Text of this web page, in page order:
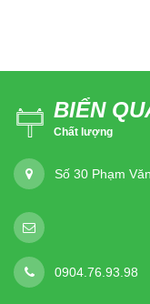
BIỂN
Chất lượng
Số 30 Phạm
0904.76.93.98